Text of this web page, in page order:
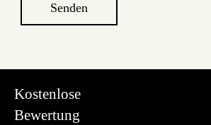
Senden
Kostenlose
Bewertung